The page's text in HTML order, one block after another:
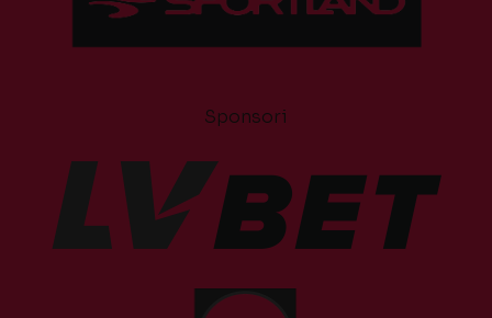
Sponsori